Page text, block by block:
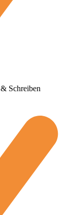
Schreiben